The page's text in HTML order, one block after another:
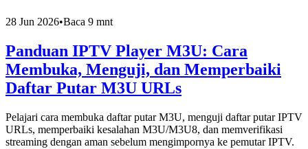
28 Jun 2026•Baca 9 mnt
Panduan IPTV Player M3U: Cara
Membuka, Menguji, dan Memperbaiki
Daftar Putar M3U URLs
Pelajari cara membuka daftar putar M3U, menguji daftar putar IPTV
URLs, memperbaiki kesalahan M3U/M3U8, dan memverifikasi
streaming dengan aman sebelum mengimpornya ke pemutar IPTV.